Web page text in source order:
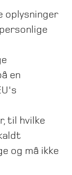
oplysninger
en
til hvilke
og må ikke